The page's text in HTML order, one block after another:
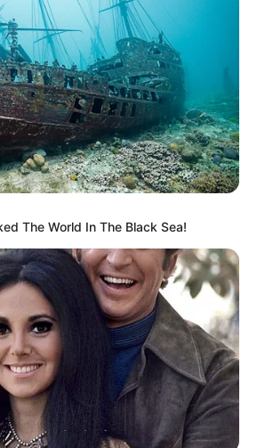
ESTADIO AMÉRICO JOSÉ
MONTANINI
Cierre de fronteras para el
partido entre
Bucaramanga y América
por la Copa Colombia
CARGAR MÁS
POR LLUVIAS
VIA AL LLANO
METRO DE MEDELLÍN
CORTES DE AGUA
NIÑO
The World In The Black Sea!